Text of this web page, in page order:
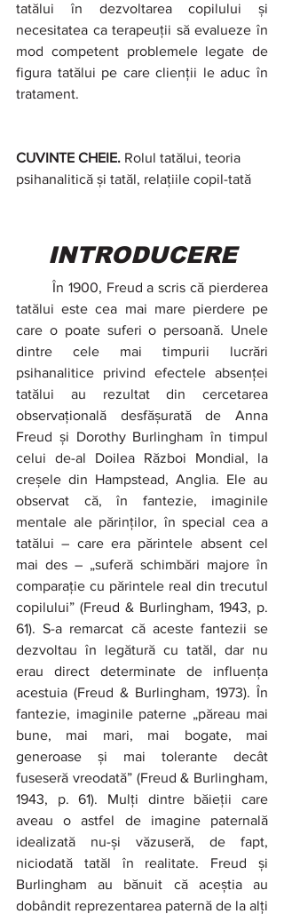
tatălui în dezvoltarea copilului și
necesitatea ca terapeuții să evalueze în
mod competent problemele legate de
figura tatălui pe care clienții le aduc în
tratament.
CUVINTE CHEIE. Rolul tatălui, teoria
psihanalitică și tatăl, relațiile copil-tată
INTRODUCERE
tatălui este cea mai mare pierdere pe
care o poate suferi o persoană. Unele
dintre cele mai timpurii lucrări
psihanalitice privind efectele absenței
tatălui au rezultat din cercetarea
observațională desfășurată de Anna
Freud și Dorothy Burlingham în timpul
celui de-al Doilea Război Mondial, la
creșele din Hampstead, Anglia. Ele au
observat că, în fantezie, imaginile
mentale ale părinților, în special cea a
tatălui – care era părintele absent cel
mai des – „suferă schimbări majore în
comparație cu părintele real din trecutul
copilului” (Freud & Burlingham, 1943, p.
61). S-a remarcat că aceste fantezii se
dezvoltau în legătură cu tatăl, dar nu
erau direct determinate de influența
acestuia (Freud & Burlingham, 1973). În
fantezie, imaginile paterne „păreau mai
bune, mai mari, mai bogate, mai
generoase și mai tolerante decât
fuseseră vreodată” (Freud & Burlingham,
1943, p. 61). Mulți dintre băieții care
aveau o astfel de imagine paternală
idealizată nu-și văzuseră, de fapt,
niciodată tatăl în realitate. Freud și
Burlingham au bănuit că aceștia au
dobândit reprezentarea paternă de la alți